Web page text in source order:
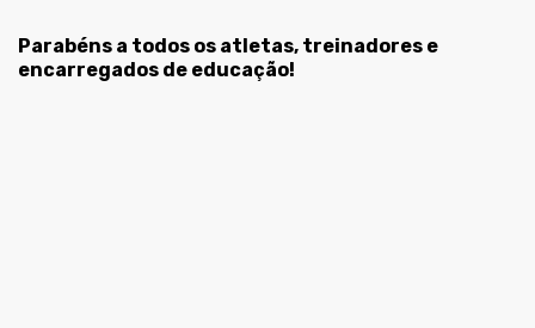
Parabéns a todos os atletas, treinadores e
encarregados de educação!